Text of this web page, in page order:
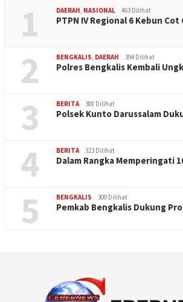
1 DAERAH, NASIONAL 463 Dilihat
PTPN IV Regional 6 Kebun
2 BENGKALIS, DAERAH 394 Dilihat
Polres Bengkalis Kembali
3 BERITA 388 Dilihat
Polsek Kunto Darussalam
4 BERITA 323 Dilihat
Dalam Rangka Memperingati
5 BENGKALIS 309 Dilihat
Pemkab Bengkalis Dukung